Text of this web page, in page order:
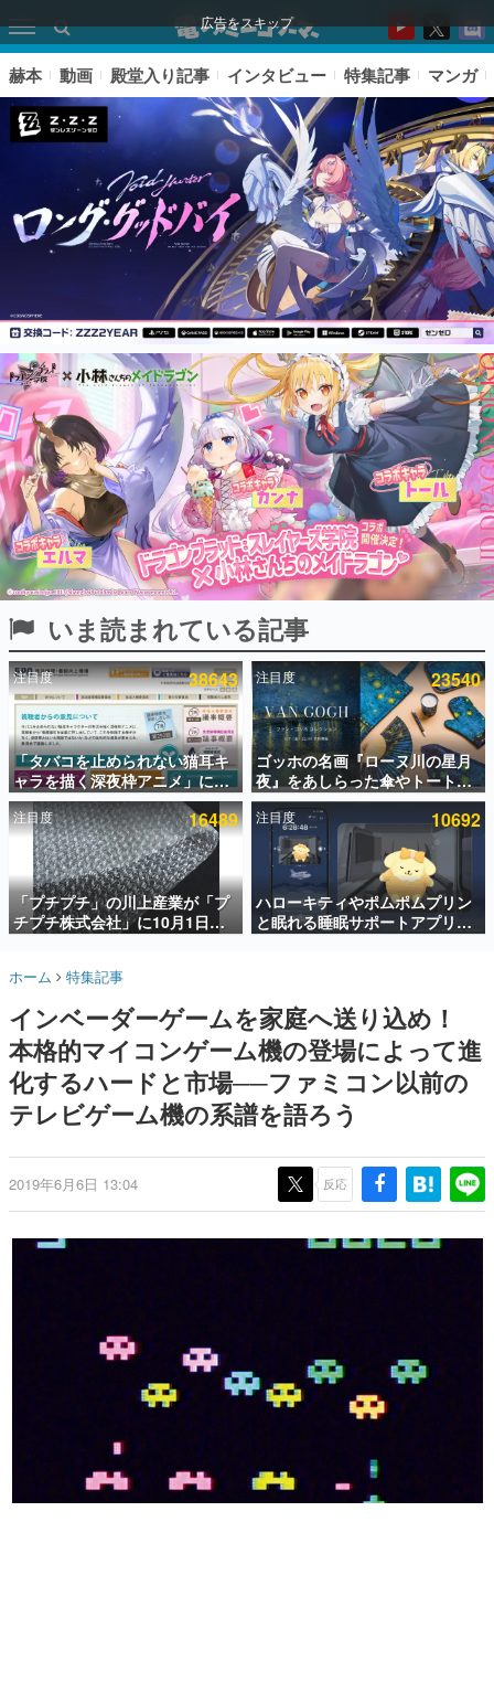
広告をスキップ
ピックアップ
電ファミのいま読まれている記事ランキング
アプリセール情報
インタビュー
連載・特集一覧
殿堂入り記事
SNS拡散数が数千以上！ ページビュー数万以上！ などな
ど。多くの人々に読まれた、電ファミ渾身の“殿堂入り”記
事をまとめました。
ゲームの企画書
名作ゲームクリエイターの方々に製作時のエピソードをお
聞きし、ヒットする企画（ゲーム）とは何か？を探ってい
きます。
赫本
この物語を解いてはいけない。『赫本』は、〈試験問題〉
の形をした短編ホラー小説集です。
新世代に訊く
これからのデジタルゲーム市場を担う若きクリエイター達
の姿を追い、彼らのルーツと情熱を探っていきます。
日本のコンテンツ産業やカルチャーに与えた影響を探る企
画です。
日本モバイルゲーム産業史
日本のモバイルゲーム史における主要なトピック・タイト
ルを網羅するほか、開発者へのインタビューや識者による
解説を掲載。約20年の歴史が一望できる決定版！
『うつヌケ』『ペンと箸』等で知られるマンガ家・田中圭
一先生によるゲーム業界レポートマンガです。
なんでゲームは面白い？
ゲーム開発者・hamatsu氏がゲームの魅力を画面や操作の
「経験値」「裏技」「ラスボス」… ゲームにまつわる言葉
の起源や用法の変遷を、コンピューター文化史研究家・タ
イニーP氏が徹底調査。
特集記事
赫本 動画 殿堂入り記事 インタビュー 特集記事 マンガ
いま読まれている記事
注目度 38643
「タバコを止められない猫耳キ
ャラを描く深夜枠アニメ」に視
聴者の一部から批判意見。違法
薬物の使用と思わしき描写も含
めて、BPOが議論を交わす
注目度 23540
ゴッホの名画『ローヌ川の星月
夜』をあしらった傘やトートバ
ッグなどが登場。8月7日21時よ
り2日間限定で予約販売
注目度 16489
「プチプチ」の川上産業が「プ
チプチ株式会社」に10月1日よ
り社名変更へ。創業58年で初め
なじみの緩衝材が会社の名前に
注目度 10692
ハローキティやポムポムプリン
と眠れる睡眠サポートアプリ
『ゆめたび』が配信中。キャラ
ホーム 特集記事
インベーダーゲームを家庭へ送り込め！
本格的マイコンゲーム機の登場によって進
化するハードと市場──ファミコン以前の
テレビゲーム機の系譜を語ろう
2019年6月6日 13:04 反応